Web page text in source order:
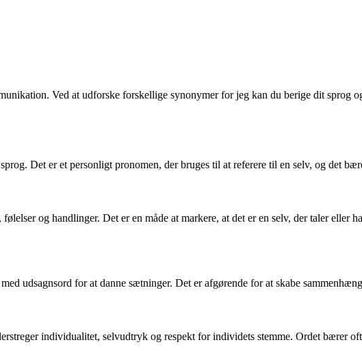
Ved at udforske forskellige synonymer for jeg kan du berige dit sprog
Det er et personligt pronomen, der bruges til at referere til en selv, og det
og handlinger. Det er en måde at markere, at det er en selv, der taler eller
udsagnsord for at danne sætninger. Det er afgørende for at skabe
individualitet, selvudtryk og respekt for individets stemme. Ordet bærer